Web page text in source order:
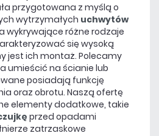
przygotowana z myślą o
wytrzymałych uchwytów
wykrywające różne rodzaje
się wysoką
jest ich montaż. Polecamy
umieścić na ścianie lub
posiadają funkcję
oraz obrotu. Naszą ofertę
elementy dodatkowe, takie
przed opadami
zatrzaskowe